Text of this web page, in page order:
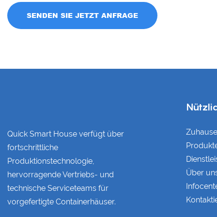
SENDEN SIE JETZT ANFRAGE
Quick Smart House verfügt über
fortschrittliche
Produktionstechnologie,
hervorragende Vertriebs- und
technische Serviceteams für
vorgefertigte Containerhäuser.
Zuhause
Über